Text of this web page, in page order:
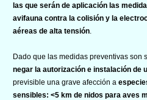
las que serán de aplicación las
avifauna contra la colisión y la
aéreas de alta tensión
Dado que las medidas preventivas son
negar la autorización e instalación de
previsible una grave afección a
sensibles: <5 km de nidos para aves